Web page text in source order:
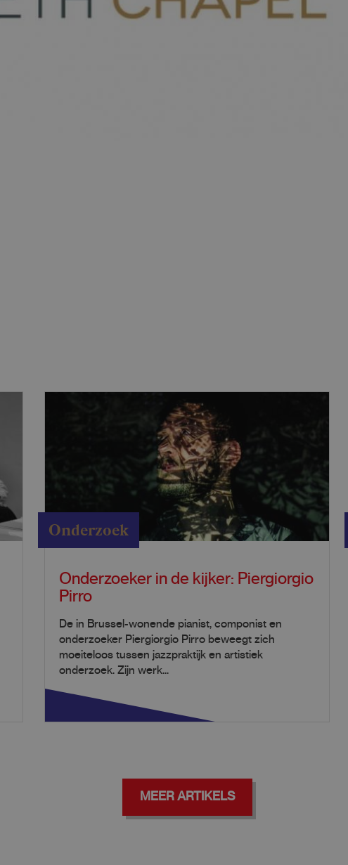
Onderzoek
Onderzoeker in de kijker: Piergiorgio
Pirro
De in Brussel-wonende pianist, componist en
onderzoeker Piergiorgio Pirro beweegt zich
moeiteloos tussen jazzpraktijk en artistiek
onderzoek. Zijn werk...
MEER ARTIKELS